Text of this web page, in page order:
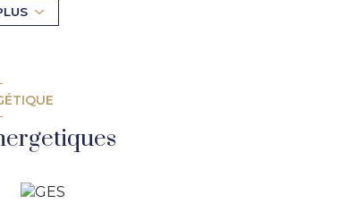
grand garage de 42 m². La maison est
et certaines huisseries), laissant la
dans un secteur prisé !
moi. Killian Danner